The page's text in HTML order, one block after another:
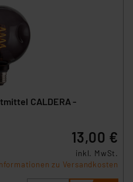
CALDERA -
13,00 €
inkl. MwSt.
zu Versandkosten